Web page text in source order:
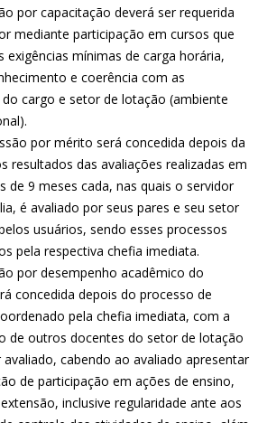
por capacitação deverá ser requerida
mediante participação em cursos que
exigências mínimas de carga horária,
e coerência com as
cargo e setor de lotação (ambiente
por mérito será concedida depois da
resultados das avaliações realizadas em
de 9 meses cada, nas quais o servidor
é avaliado por seus pares e seu setor
usuários, sendo esses processos
pela respectiva chefia imediata.
por desempenho acadêmico do
concedida depois do processo de
pela chefia imediata, com a
de outros docentes do setor de lotação
cabendo ao avaliado apresentar
de participação em ações de ensino,
inclusive regularidade ante aos